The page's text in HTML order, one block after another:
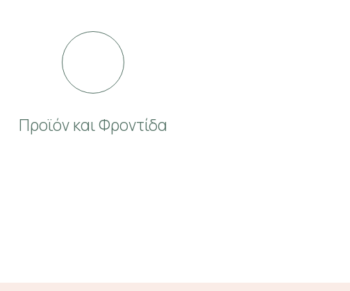
Προϊόν και Φροντίδα